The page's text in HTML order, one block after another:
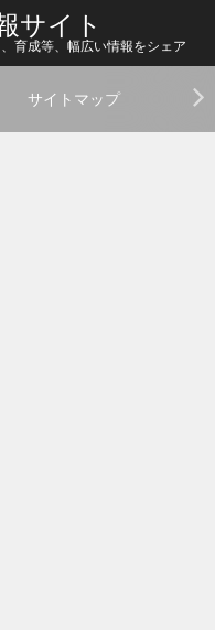
サイト
育成等、幅広い情報をシェア
サイトマップ